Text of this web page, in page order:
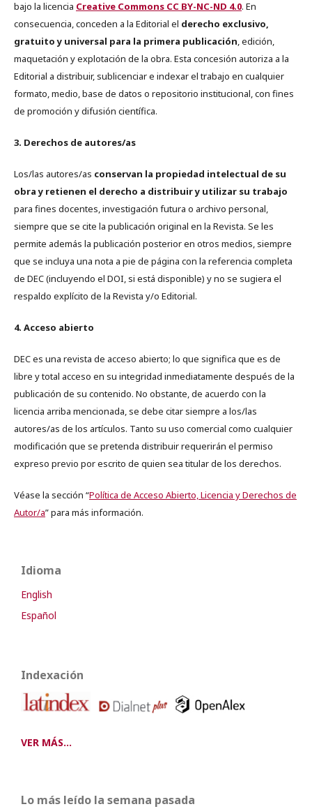
bajo la licencia Creative Commons CC BY-NC-ND 4.0. En
consecuencia, conceden a la Editorial el derecho exclusivo,
gratuito y universal para la primera publicación, edición,
maquetación y explotación de la obra. Esta concesión autoriza a la
Editorial a distribuir, sublicenciar e indexar el trabajo en cualquier
formato, medio, base de datos o repositorio institucional, con fines
de promoción y difusión científica.
3. Derechos de autores/as
Los/las autores/as conservan la propiedad intelectual de su
obra y retienen el derecho a distribuir y utilizar su trabajo
para fines docentes, investigación futura o archivo personal,
siempre que se cite la publicación original en la Revista. Se les
permite además la publicación posterior en otros medios, siempre
que se incluya una nota a pie de página con la referencia completa
de DEC (incluyendo el DOI, si está disponible) y no se sugiera el
respaldo explícito de la Revista y/o Editorial.
4. Acceso abierto
DEC es una revista de acceso abierto; lo que significa que es de
libre y total acceso en su integridad inmediatamente después de la
publicación de su contenido. No obstante, de acuerdo con la
licencia arriba mencionada, se debe citar siempre a los/las
autores/as de los artículos. Tanto su uso comercial como cualquier
modificación que se pretenda distribuir requerirán el permiso
expreso previo por escrito de quien sea titular de los derechos.
Véase la sección “Política de Acceso Abierto, Licencia y Derechos de
Autor/a” para más información.
Idioma
English
Español
Indexación
VER MÁS...
Lo más leído la semana pasada